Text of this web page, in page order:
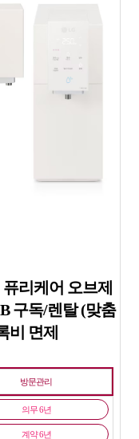
리케어 오브제
구독/렌탈 (맞춤
비 면제
방문관리
의무 6년
계약 6년